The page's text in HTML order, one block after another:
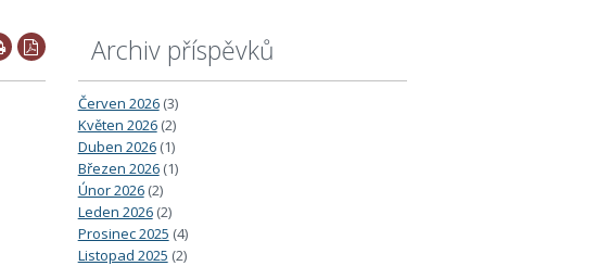
Archiv příspěvků
Červen 2026(3)
Květen 2026(2)
Duben 2026(1)
Březen 2026(1)
Únor 2026(2)
Leden 2026(2)
Prosinec 2025 (4)
Listopad 2025 (2)